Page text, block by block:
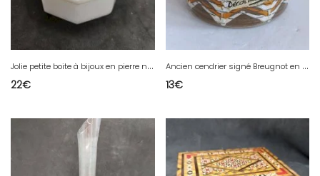
J
olie petite boite à bijoux en pierre naturelle avec incrustation en bon etat
22€
A
ncien cendrier signé Breugnot en bon etat
13€